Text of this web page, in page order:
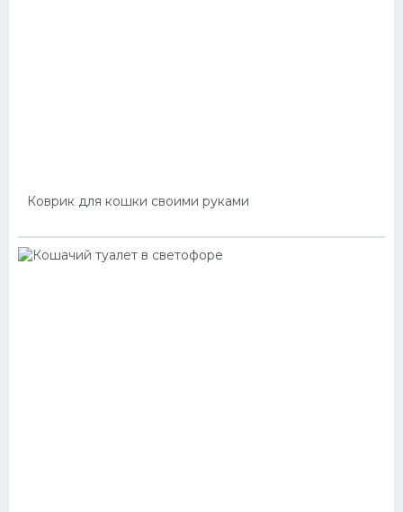
Коврик для кошки своими руками